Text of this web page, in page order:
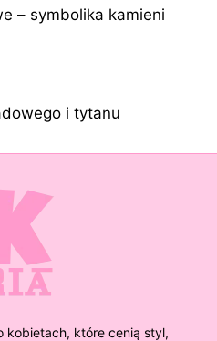
– symbolika kamieni
i tytanu
kobietach, które cenią styl,